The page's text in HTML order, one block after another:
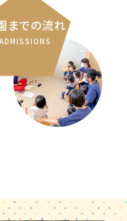
までの流れ
ADMISSIONS